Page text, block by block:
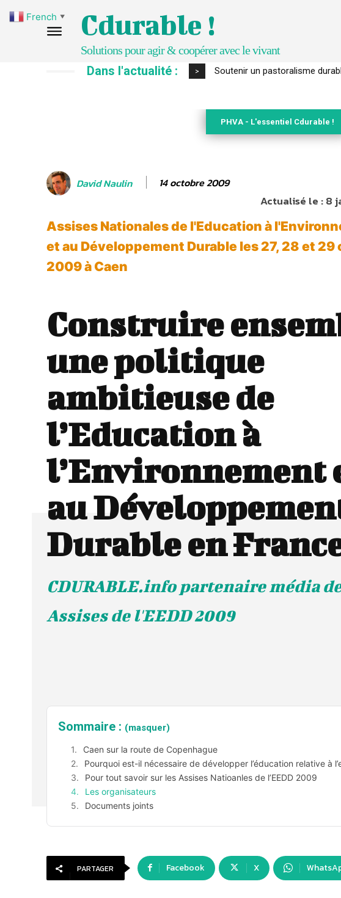
Cdurable !
Solutions pour agir & coopérer avec le vivant
Dans l'actualité : > Soutenir un pastoralisme
S’inspirer de l’arbre pour un
PHVA - L'essentiel Cdurable !
David Naulin 14 octobre 2009
Actualisé le :8
Assises Nationales de l'Education à
et au Développement Durable les 27, 28 et 29
2009 à Caen
Construire
une politique
ambitieuse de
l’Education à
l’Environnement
au
Durable en
CDURABLE.info partenaire média
Assises de l'EEDD 2009
Sommaire : (masquer)
Caen sur la route de Copenhague
Pourquoi est-il nécessaire de développer l’éducation relative à
Pour tout savoir sur les Assises Natioanles de l’EEDD 2009
Les organisateurs
Documents joints
PARTAGER Facebook X
French ▼